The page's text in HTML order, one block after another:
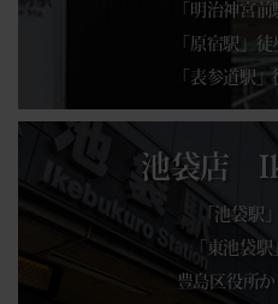
「明治神宮
「原宿駅」
「表参道駅
池袋店
「池袋駅
「東池袋
豊島区役所